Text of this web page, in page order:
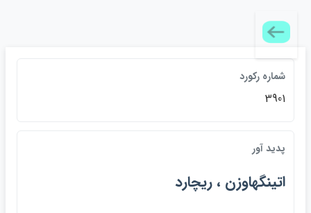
شماره رکورد
3901
پديد آور
اتينگهاوزن ، ريچارد